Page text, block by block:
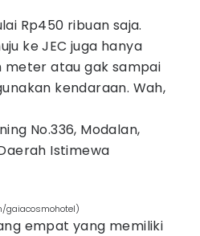
Rp450 ribuan saja.
ke JEC juga hanya
atau gak sampai
kendaraan. Wah,
No.336, Modalan,
Istimewa
gaiacosmohotel)
empat yang memiliki